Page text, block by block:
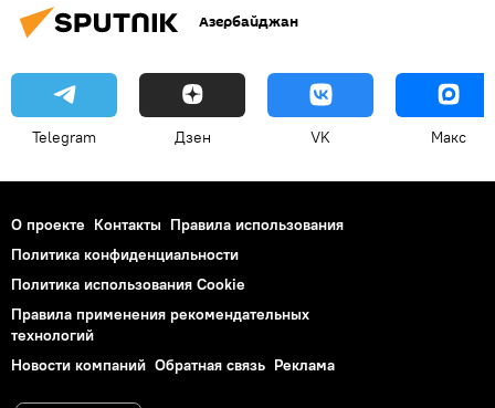
Азербайджан
Telegram Дзен VK Макс
О проекте Контакты Правила использования
Политика конфиденциальности
Политика использования Cookie
Правила применения рекомендательных
технологий
Новости компаний Обратная связь Реклама